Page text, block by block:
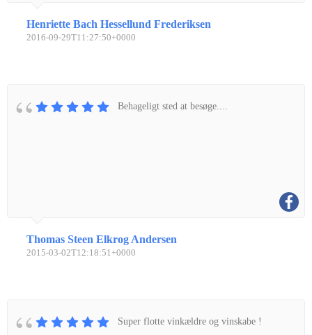
Henriette Bach Hessellund Frederiksen
2016-09-29T11:27:50+0000
Behageligt sted at besøge....
Thomas Steen Elkrog Andersen
2015-03-02T12:18:51+0000
Super flotte vinkældre og vinskabe !